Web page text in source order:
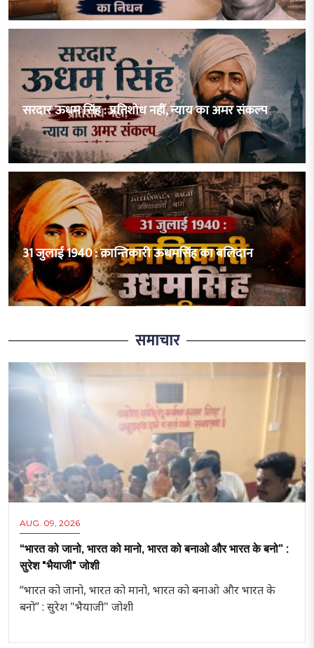
सरदार ऊधम सिंह : प्रतिशोध नहीं, न्याय का अमर संकल्प
31 जुलाई 1940 : क्रान्तिकारी ऊधमसिंह का बलिदान
समाचार
AUG. 09, 2026
“भारत को जानो, भारत को मानो, भारत को बनाओ और भारत के बनो” :
सुरेश "भैयाजी" जोशी
“भारत को जानो, भारत को मानो, भारत को बनाओ और भारत के
बनो” : सुरेश "भैयाजी" जोशी